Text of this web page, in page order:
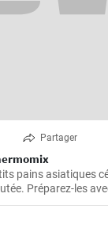
Partager
pains asiatiques
Préparez-les
délicieux, en faisant
fourrant. Pour réussir
durcir